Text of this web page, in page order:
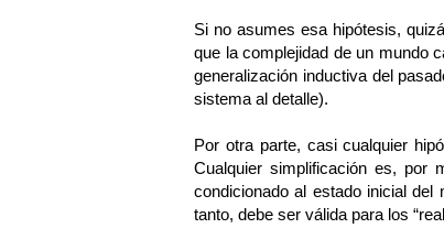
Si no asumes esa hipótesis,
que la complejidad de un mundo
generalización inductiva del
sistema al detalle).
Por otra parte, casi cualquier
Cualquier simplificación es, por
condicionado al estado inicial
tanto, debe ser válida para los